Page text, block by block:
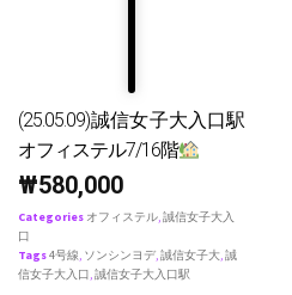
(25.05.09)誠信女子大入口駅
オフィステル7/16階
₩580,000
Categories オフィステル 誠信女子大入
口
Tags4号線 ソンシンヨデ 誠信女子大 誠
信女子大入口 誠信女子大入口駅